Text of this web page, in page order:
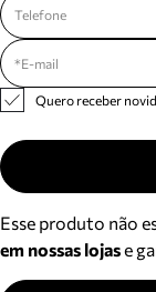
Quero receber
Esse produto não
em nossas lojase